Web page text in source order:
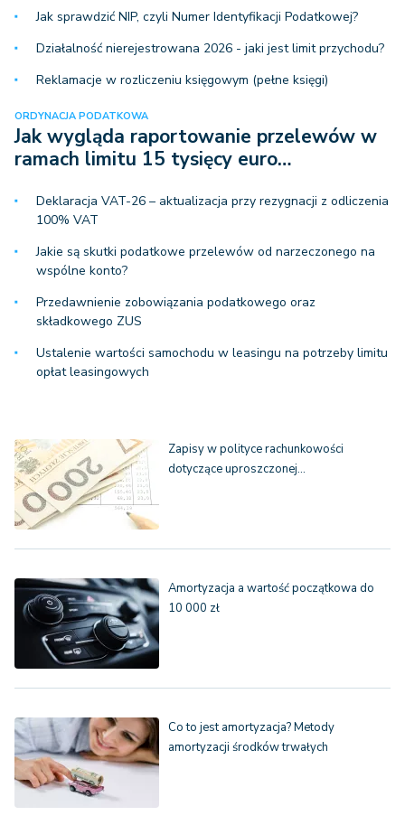
Jak sprawdzić NIP, czyli Numer Identyfikacji Podatkowej?
Działalność nierejestrowana 2026 - jaki jest limit przychodu?
Reklamacje w rozliczeniu księgowym (pełne księgi)
ORDYNACJA PODATKOWA
Jak wygląda raportowanie przelewów w
ramach limitu 15 tysięcy euro…
Deklaracja VAT-26 – aktualizacja przy rezygnacji z odliczenia
100% VAT
Jakie są skutki podatkowe przelewów od narzeczonego na
wspólne konto?
Przedawnienie zobowiązania podatkowego oraz
składkowego ZUS
Ustalenie wartości samochodu w leasingu na potrzeby limitu
opłat leasingowych
Zapisy w polityce rachunkowości
dotyczące uproszczonej…
Amortyzacja a wartość początkowa do
10 000 zł
Co to jest amortyzacja? Metody
amortyzacji środków trwałych